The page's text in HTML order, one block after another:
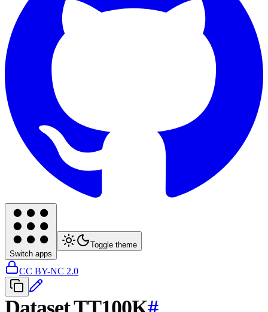
Switch apps
Toggle theme
CC BY-NC 2.0